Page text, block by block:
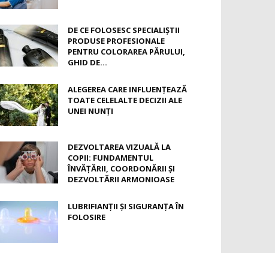
DE CE FOLOSESC SPECIALIȘTII
PRODUSE PROFESIONALE
PENTRU COLORAREA PĂRULUI,
GHID DE...
ALEGEREA CARE INFLUENȚEAZĂ
TOATE CELELALTE DECIZII ALE
UNEI NUNȚI
DEZVOLTAREA VIZUALĂ LA
COPII: FUNDAMENTUL
ÎNVĂȚĂRII, COORDONĂRII ȘI
DEZVOLTĂRII ARMONIOASE
LUBRIFIANȚII ȘI SIGURANȚA ÎN
FOLOSIRE